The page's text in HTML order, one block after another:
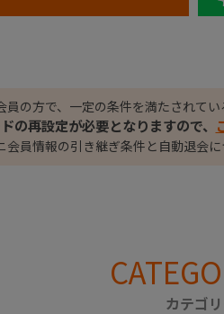
員の方で、一定の条件を満たされて
の再設定が必要となりますので、
会員情報の引き継ぎ条件と自動退会
カテゴ